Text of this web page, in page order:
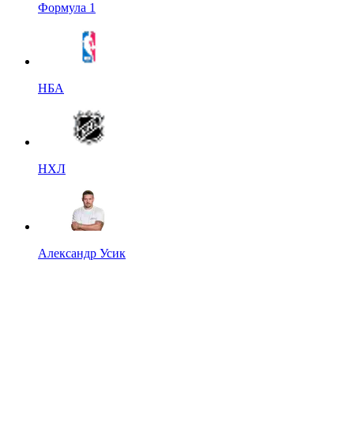
Формула 1
НБА
НХЛ
Александр Усик